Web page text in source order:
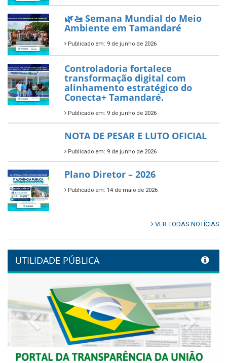
novos investimentos para
fortalecer a saúde pública do
município.
Publicado em: 10 de junho de 2026
Prefeitura de Tamandaré abre
inscrições para o Festival
Multicultural PNAB 2026
Publicado em: 9 de junho de 2026
🌳🌱 Projeto Arborização Urbana!
Publicado em: 9 de junho de 2026
🌿🚤 Semana Mundial do Meio
Ambiente em Tamandaré
alinhamento estratégico do
Conecta+ Tamandaré.
NOTA DE PESAR E LUTO OFICIAL
Publicado em: 9 de junho de 2026
Plano Diretor – 2026
Publicado em: 14 de maio de 2026